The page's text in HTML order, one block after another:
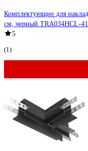
Комплектующие для
см, черный TRA034HCL-
5
(1)